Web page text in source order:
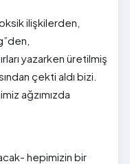
ilişkilerden,
yazarken üretilmiş
çekti aldı bizi.
ağzımızda
hepimizin bir